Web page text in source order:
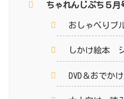
ちゃれんじぷち５
おしゃべりブ
しかけ絵本
DVD＆おでかけ